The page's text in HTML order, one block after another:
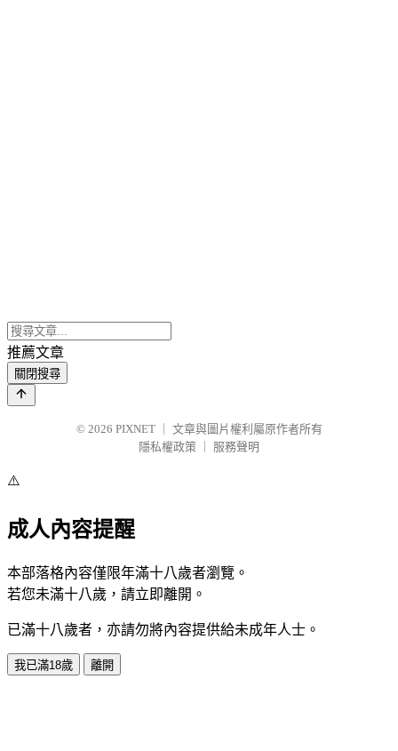
推薦文章
關閉搜尋
© 2026 PIXNET
文章與圖片權利屬原作者所有
隱私權政策
服務聲明
⚠️
成人內容提醒
本部落格內容僅限年滿十八歲者瀏覽。
若您未滿十八歲，請立即離開。
已滿十八歲者，亦請勿將內容提供給未成年人士。
我已滿18歲 離開